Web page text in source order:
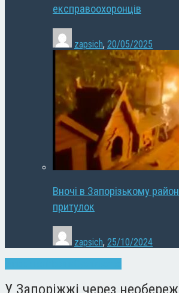
експравоохоронців
zapsich, 20/05/2025
Вночі в Запорізькому
притулок
zapsich, 25/10/2024
У Запоріжжі через